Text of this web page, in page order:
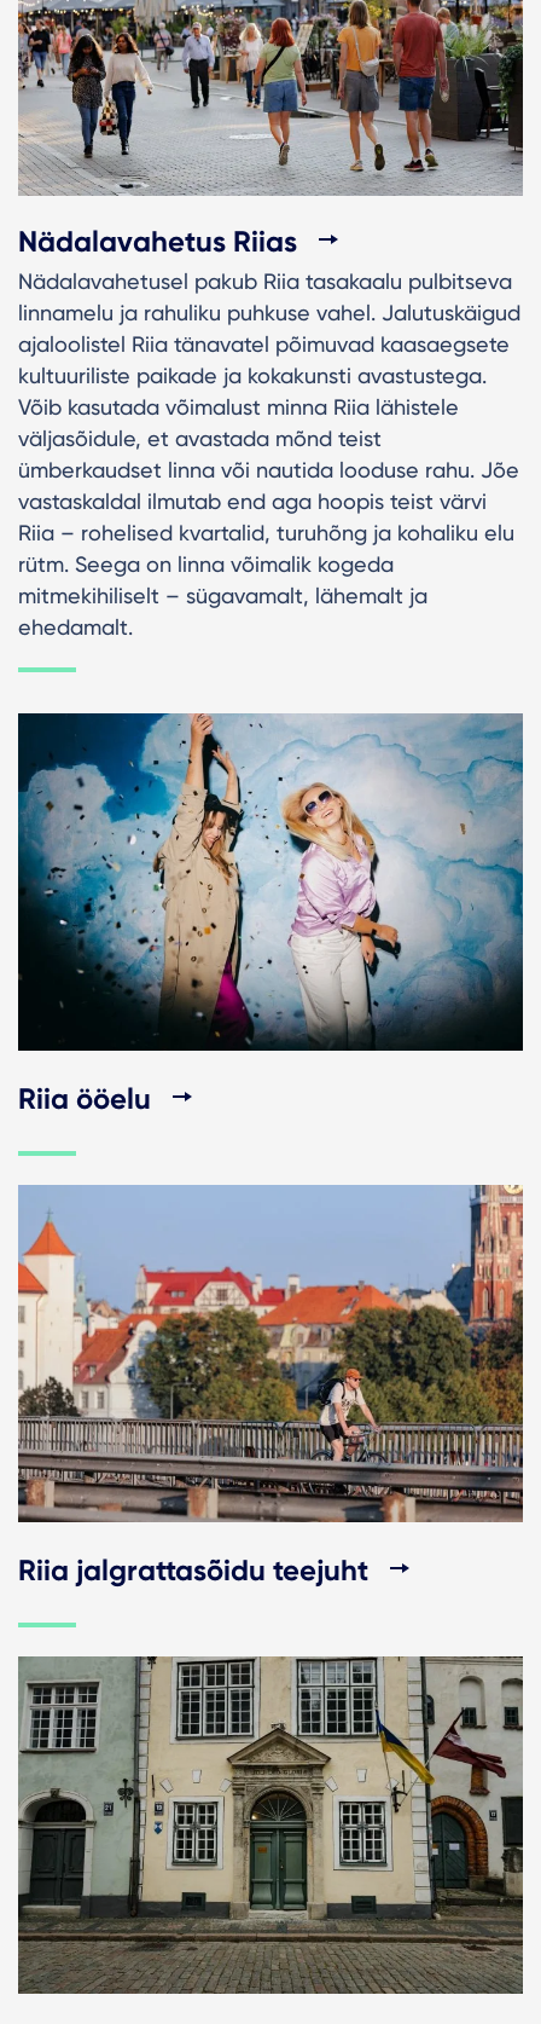
Nädalavahetus Riias
Nädalavahetusel pakub Riia tasakaalu pulbitseva
linnamelu ja rahuliku puhkuse vahel. Jalutuskäigud
ajaloolistel Riia tänavatel põimuvad kaasaegsete
kultuuriliste paikade ja kokakunsti avastustega.
Võib kasutada võimalust minna Riia lähistele
väljasõidule, et avastada mõnd teist
ümberkaudset linna või nautida looduse rahu. Jõe
vastaskaldal ilmutab end aga hoopis teist värvi
Riia – rohelised kvartalid, turuhõng ja kohaliku elu
rütm. Seega on linna võimalik kogeda
mitmekihiliselt – sügavamalt, lähemalt ja
ehedamalt.
Riia ööelu
Riia jalgrattasõidu teejuht